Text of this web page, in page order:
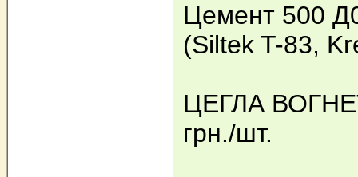
Цемент 500
(Siltek T-83,
ЦЕГЛА
грн./шт.